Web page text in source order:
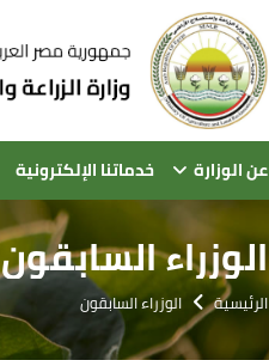
عن الوزارة خدماتنا الإلكترونية
الوزراء السابقون
الرئيسية الوزراء السابقون